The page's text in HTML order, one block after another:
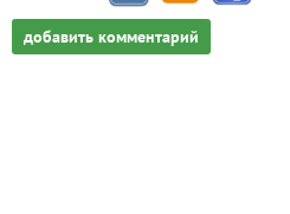
добавить комментарий